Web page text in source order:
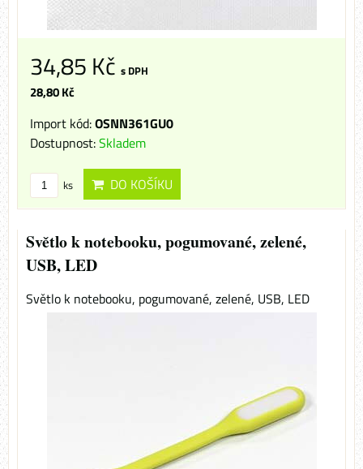
34,85 Kč s DPH
28,80 Kč
Import kód:OSNN361GU0
Dostupnost:Skladem
ks DO KOŠÍKU
Světlo k notebooku, pogumované, zelené,
USB, LED
Světlo k notebooku, pogumované, zelené, USB, LED